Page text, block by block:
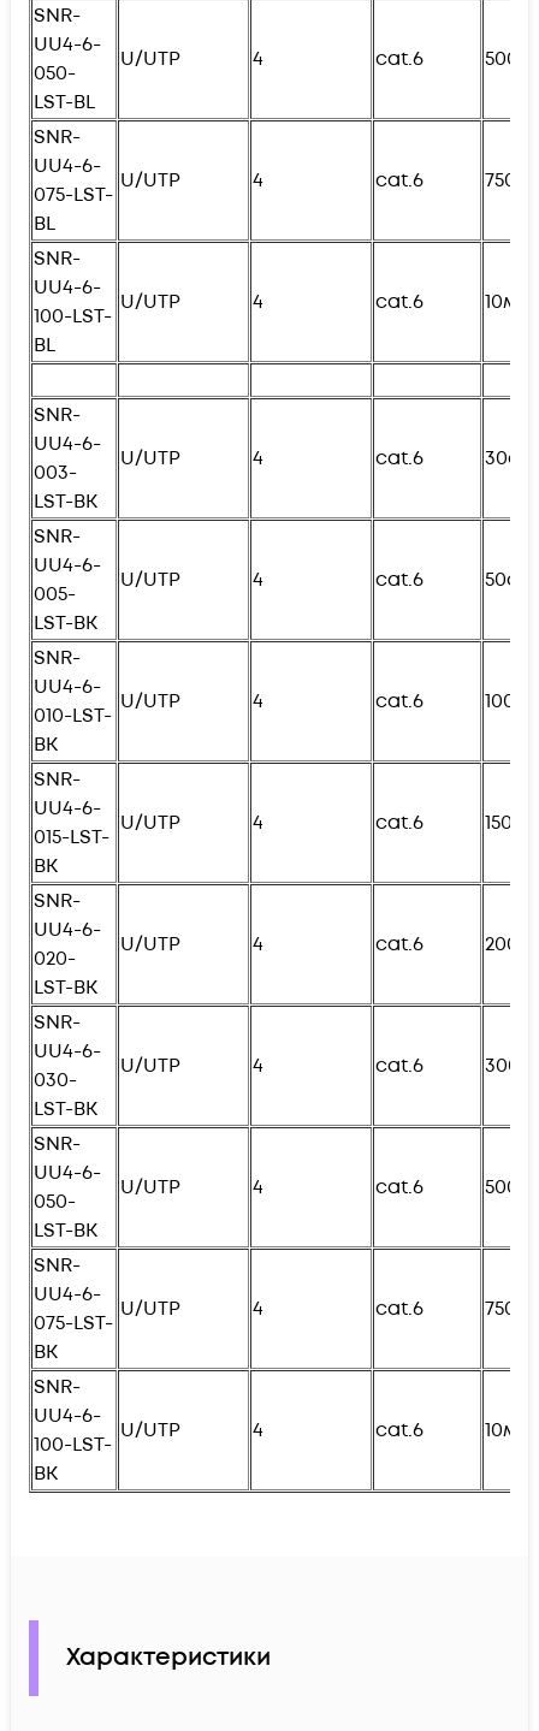
SNR-
UU4-6-
050-
LST-BL
U/UTP 4 cat.6
SNR-
UU4-6-
075-LST-
BL
U/UTP 4 cat.6
SNR-
UU4-6-
100-LST-
BL
U/UTP 4 cat.6 10м
SNR-
UU4-6-
003-
LST-BK
U/UTP 4 cat.6 30см
SNR-
UU4-6-
005-
LST-BK
U/UTP 4 cat.6 50см
SNR-
UU4-6-
010-LST-
BK
U/UTP 4 cat.6
SNR-
UU4-6-
015-LST-
BK
U/UTP 4 cat.6 150см
SNR-
UU4-6-
020-
LST-BK
U/UTP 4 cat.6
SNR-
UU4-6-
030-
LST-BK
U/UTP 4 cat.6
SNR-
UU4-6-
050-
LST-BK
U/UTP 4 cat.6
SNR-
UU4-6-
075-LST-
BK
U/UTP 4 cat.6
SNR-
UU4-6-
100-LST-
BK
U/UTP 4 cat.6 10м
Характеристики